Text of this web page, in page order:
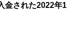
金された2022年1